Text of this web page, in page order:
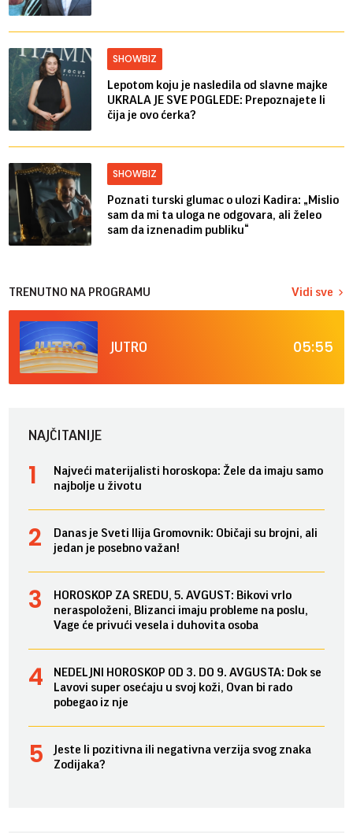
SHOWBIZ
Lepotom koju je nasledila od slavne majke
UKRALA JE SVE POGLEDE: Prepoznajete li
čija je ovo ćerka?
SHOWBIZ
Poznati turski glumac o ulozi Kadira: „Mislio
sam da mi ta uloga ne odgovara, ali želeo
sam da iznenadim publiku“
TRENUTNO NA PROGRAMU Vidi sve
JUTRO 05:55
NAJČITANIJE
Najveći materijalisti horoskopa: Žele da imaju samo
najbolje u životu
Danas je Sveti Ilija Gromovnik: Običaji su brojni, ali
jedan je posebno važan!
HOROSKOP ZA SREDU, 5. AVGUST: Bikovi vrlo
neraspoloženi, Blizanci imaju probleme na poslu,
Vage će privući vesela i duhovita osoba
NEDELJNI HOROSKOP OD 3. DO 9. AVGUSTA: Dok se
Lavovi super osećaju u svoj koži, Ovan bi rado
pobegao iz nje
Jeste li pozitivna ili negativna verzija svog znaka
Zodijaka?